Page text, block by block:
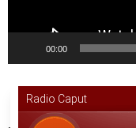
00:00